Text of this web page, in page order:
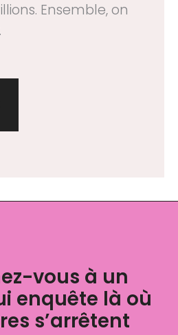
Ensemble, on
vous à un
enquête là où
s’arrêtent